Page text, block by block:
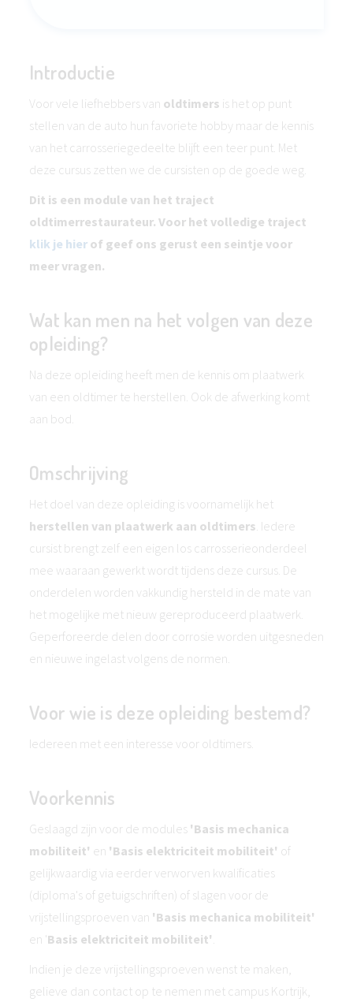
Introductie
Voor vele liefhebbers van oldtimers is het op punt
stellen van de auto hun favoriete hobby maar de kennis
van het carrosseriegedeelte blijft een teer punt. Met
deze cursus zetten we de cursisten op de goede weg.
Dit is een module van het traject
oldtimerrestaurateur. Voor het volledige traject
klik je hier of geef ons gerust een seintje voor
meer vragen.
Wat kan men na het volgen van deze
opleiding?
Na deze opleiding heeft men de kennis om plaatwerk
van een oldtimer te herstellen. Ook de afwerking komt
aan bod.
Omschrijving
Het doel van deze opleiding is voornamelijk het
herstellen van plaatwerk aan oldtimers. Iedere
cursist brengt zelf een eigen los carrosserieonderdeel
mee waaraan gewerkt wordt tijdens deze cursus. De
onderdelen worden vakkundig hersteld in de mate van
het mogelijke met nieuw gereproduceerd plaatwerk.
Geperforeerde delen door corrosie worden uitgesneden
en nieuwe ingelast volgens de normen.
Voor wie is deze opleiding bestemd?
Iedereen met een interesse voor oldtimers.
Voorkennis
Geslaagd zijn voor de modules 'Basis mechanica
mobiliteit' en 'Basis elektriciteit mobiliteit' of
gelijkwaardig via eerder verworven kwalificaties
(diploma's of getuigschriften) of slagen voor de
vrijstellingsproeven van 'Basis mechanica mobiliteit'
en 'Basis elektriciteit mobiliteit'.
Indien je deze vrijstellingsproeven wenst te maken,
gelieve dan contact op te nemen met campus Kortrijk,